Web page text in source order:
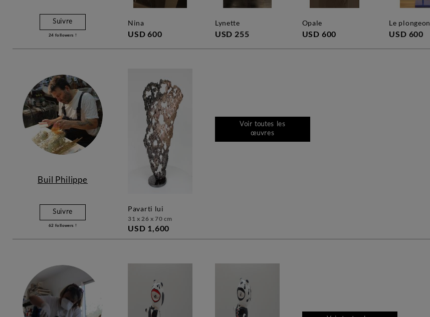
Suivre
24 followers !
nina
USD 600
lynette
USD 255
opale
USD 600
le plongeon
USD 600
Buil Philippe
Suivre
62 followers !
pavarti lui
31 x 26 x 70 cm
USD 1,600
Voir toutes les
œuvres